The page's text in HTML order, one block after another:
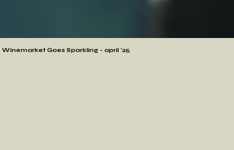
Winemarket Goes Sparkling - april '25